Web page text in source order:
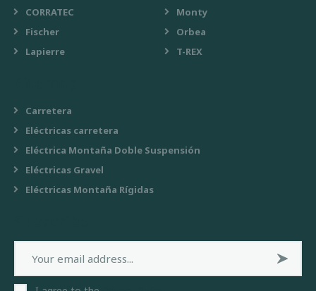
CORRATEC
Fischer
Lapierre
Monty
Orbea
T-REX
Carretera
Eléctricas carretera
Eléctrica Montaña Doble Suspensión
Eléctricas Gravel
Eléctricas Montaña Rígidas
Subsc